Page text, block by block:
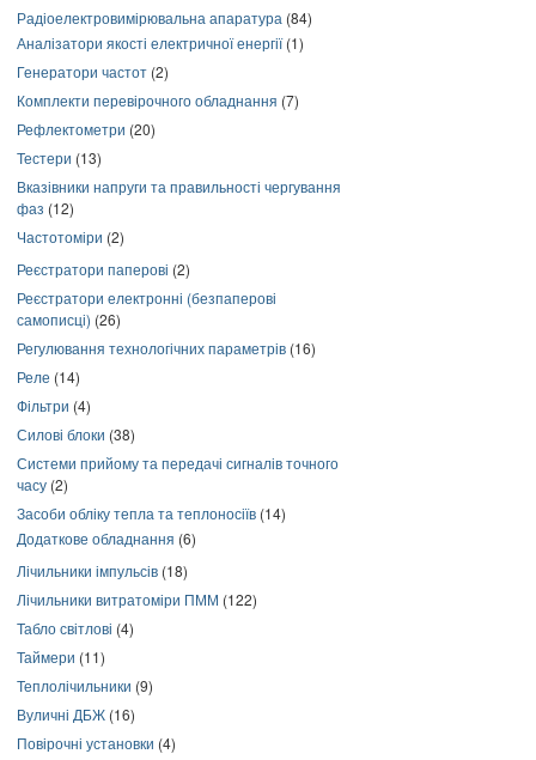
Радіоелектровимірювальна апаратура (84)
Аналізатори якості електричної енергії(1)
Генератори частот (2)
Комплекти перевірочного обладнання (7)
Рефлектометри (20)
Тестери (13)
Вказівники напруги та правильності чергування
фаз (12)
Частотоміри (2)
Реєстратори паперові (2)
Реєстратори електронні (безпаперові
самописці) (26)
Регулювання технологічних параметрів (16)
Реле (14)
Фільтри (4)
Силові блоки (38)
Системи прийому та передачі сигналів точного
часу (2)
Засоби обліку тепла та теплоносіїв (14)
Додаткове обладнання (6)
Лічильники імпульсів (18)
Лічильники витратоміри ПММ (122)
Табло світлові (4)
Таймери (11)
Теплолічильники (9)
Вуличні ДБЖ (16)
Повірочні установки (4)